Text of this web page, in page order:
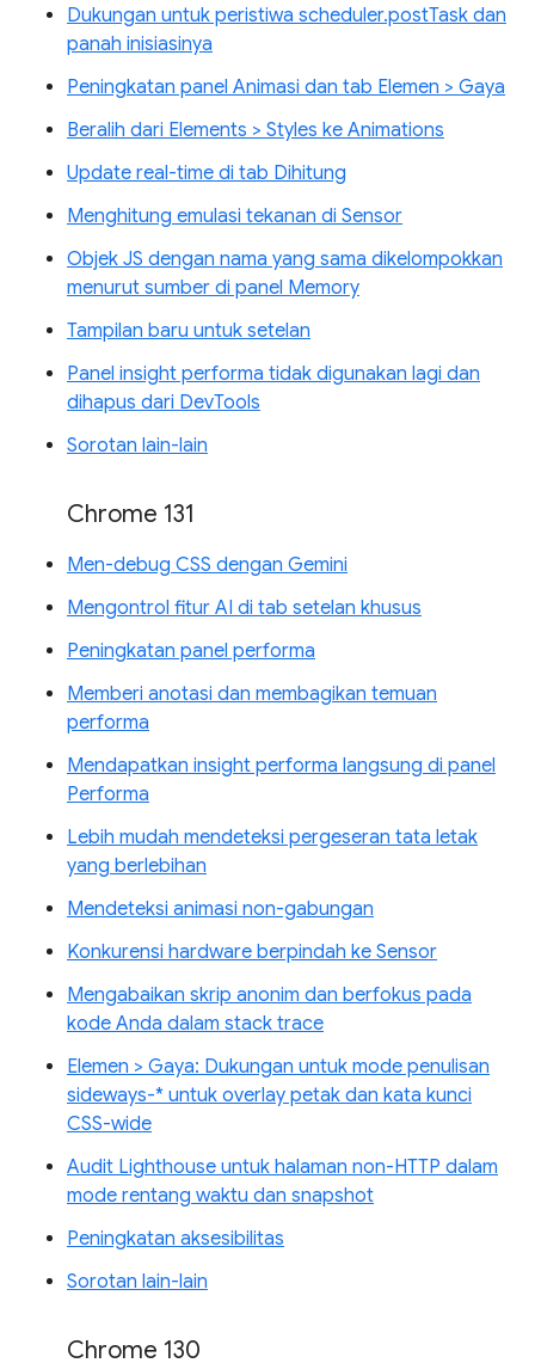
Dukungan untuk peristiwa scheduler.postTask dan
panah inisiasinya
Peningkatan panel Animasi dan tab Elemen > Gaya
Beralih dari Elements > Styles ke Animations
Update real-time di tab Dihitung
Menghitung emulasi tekanan di Sensor
Objek JS dengan nama yang sama dikelompokkan
menurut sumber di panel Memory
Tampilan baru untuk setelan
Panel insight performa tidak digunakan lagi dan
dihapus dari DevTools
Sorotan lain-lain
Chrome 131
Men-debug CSS dengan Gemini
Mengontrol fitur AI di tab setelan khusus
Peningkatan panel performa
Memberi anotasi dan membagikan temuan
performa
Mendapatkan insight performa langsung di panel
Performa
Lebih mudah mendeteksi pergeseran tata letak
yang berlebihan
Mendeteksi animasi non-gabungan
Konkurensi hardware berpindah ke Sensor
Mengabaikan skrip anonim dan berfokus pada
kode Anda dalam stack trace
Elemen > Gaya: Dukungan untuk mode penulisan
sideways-* untuk overlay petak dan kata kunci
CSS-wide
Audit Lighthouse untuk halaman non-HTTP dalam
mode rentang waktu dan snapshot
Peningkatan aksesibilitas
Sorotan lain-lain
Chrome 130